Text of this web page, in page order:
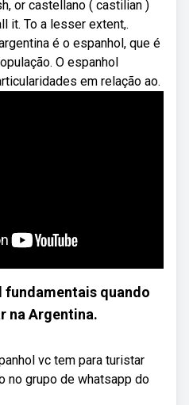
or castellano ( castilian )
it. To a lesser extent,.
é o espanhol, que é
O espanhol
em relação ao.
fundamentais quando
na Argentina.
vc tem para turistar
no grupo de whatsapp do